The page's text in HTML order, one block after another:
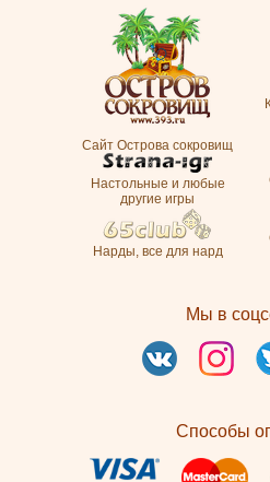
Сайт Острова сокровищ
Настольные и любые
другие игры
Нарды, все для нард
Мы в
Способы